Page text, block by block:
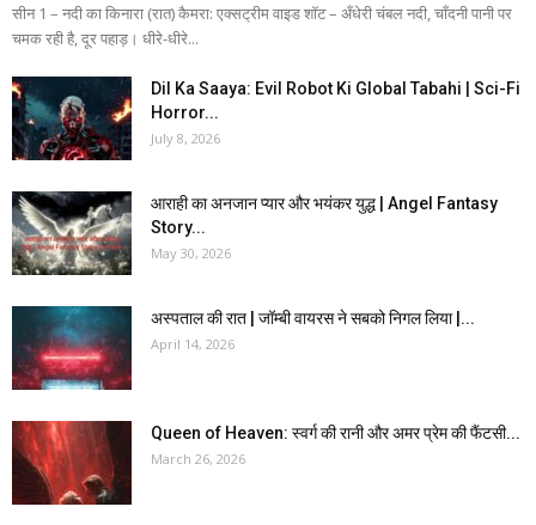
सीन 1 – नदी का किनारा (रात) कैमरा: एक्सट्रीम वाइड शॉट – अँधेरी चंबल नदी, चाँदनी पानी पर
चमक रही है, दूर पहाड़। धीरे-धीरे...
Dil Ka Saaya: Evil Robot Ki Global Tabahi | Sci-Fi
Horror...
July 8, 2026
आराही का अनजान प्यार और भयंकर युद्ध | Angel Fantasy
Story...
May 30, 2026
अस्पताल की रात | जॉम्बी वायरस ने सबको निगल लिया |...
April 14, 2026
Queen of Heaven: स्वर्ग की रानी और अमर प्रेम की फैंटसी...
March 26, 2026